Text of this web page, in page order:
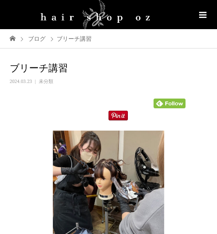
ブログ ブリーチ講習
ブリーチ講習
2024.03.23 未分類